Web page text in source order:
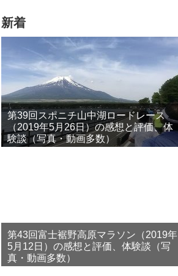
新着
第39回スポニチ山中湖ロードレース
（2019年5月26日）の感想と評価、体
験談（写真・動画多数）
第43回富士裾野高原マラソン（2019年
5月12日）の感想と評価、体験談（写
真・動画多数）